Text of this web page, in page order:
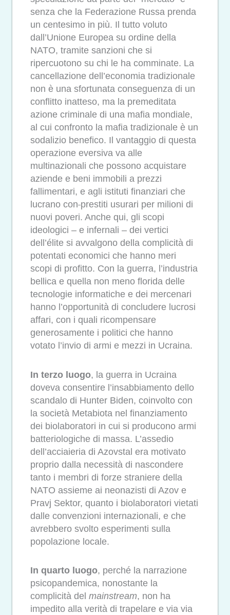
senza che la Federazione Russa prenda
un centesimo in più. Il tutto voluto
dall’Unione Europea su ordine della
NATO, tramite sanzioni che si
ripercuotono su chi le ha comminate. La
cancellazione dell’economia tradizionale
non è una sfortunata conseguenza di un
conflitto inatteso, ma la premeditata
azione criminale di una mafia mondiale,
al cui confronto la mafia tradizionale è un
sodalizio benefico. Il vantaggio di questa
operazione eversiva va alle
multinazionali che possono acquistare
aziende e beni immobili a prezzi
fallimentari, e agli istituti finanziari che
lucrano con prestiti usurari per milioni di
nuovi poveri. Anche qui, gli scopi
ideologici – e infernali – dei vertici
dell’élite si avvalgono della complicità di
potentati economici che hanno meri
scopi di profitto. Con la guerra, l’industria
bellica e quella non meno florida delle
tecnologie informatiche e dei mercenari
hanno l’opportunità di concludere lucrosi
affari, con i quali ricompensare
generosamente i politici che hanno
votato l’invio di armi e mezzi in Ucraina.
In terzo luogo, la guerra in Ucraina
doveva consentire l’insabbiamento dello
scandalo di Hunter Biden, coinvolto con
la società Metabiota nel finanziamento
dei biolaboratori in cui si producono armi
batteriologiche di massa. L’assedio
dell’acciaieria di Azovstal era motivato
proprio dalla necessità di nascondere
tanto i membri di forze straniere della
NATO assieme ai neonazisti di Azov e
Pravj Sektor, quanto i biolaboratori vietati
dalle convenzioni internazionali, e che
avrebbero svolto esperimenti sulla
popolazione locale.
In quarto luogo, perché la narrazione
psicopandemica, nonostante la
complicità del mainstream, non ha
impedito alla verità di trapelare e via via